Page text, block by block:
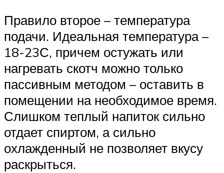
Правило второе – температура
подачи. Идеальная температура –
18-23С, причем остужать или
нагревать скотч можно только
пассивным методом – оставить в
помещении на необходимое время.
Слишком теплый напиток сильно
отдает спиртом, а сильно
охлажденный не позволяет вкусу
раскрыться.